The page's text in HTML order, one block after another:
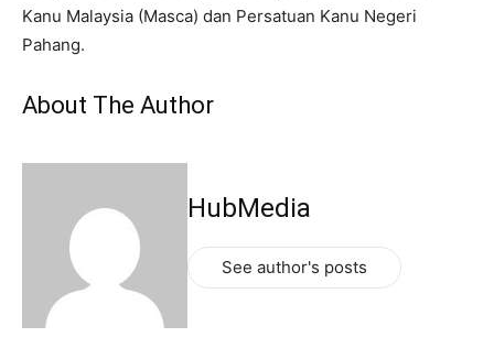
Kanu Malaysia (Masca) dan Persatuan Kanu Negeri
Pahang.
About The Author
HubMedia
See author's posts